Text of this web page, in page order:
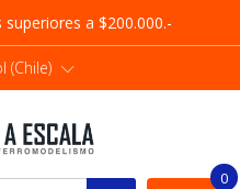
a $200.000.-
(Chile)
0